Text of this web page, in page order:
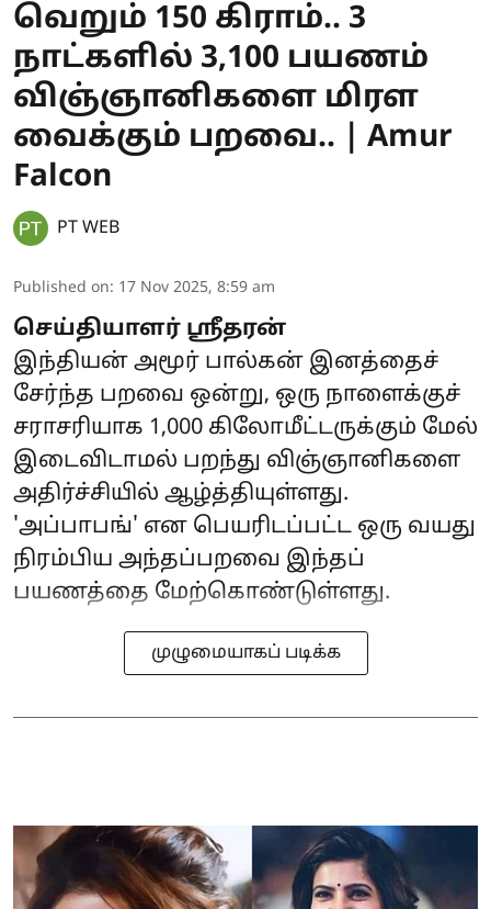
வெறும் 150 கிராம்.. 3
நாட்களில் 3,100 பயணம்
விஞ்ஞானிகளை மிரள
வைக்கும் பறவை.. | Amur
Falcon
PT WEB
Published on: 17 Nov 2025, 8:59 am
செய்தியாளர் ஶ்ரீதரன்
இந்தியன் அமூர் பால்கன் இனத்தைச்
சேர்ந்த பறவை ஒன்று, ஒரு நாளைக்குச்
சராசரியாக 1,000 கிலோமீட்டருக்கும் மேல்
இடைவிடாமல் பறந்து விஞ்ஞானிகளை
அதிர்ச்சியில் ஆழ்த்தியுள்ளது.
'அப்பாபங்' என பெயரிடப்பட்ட ஒரு வயது
நிரம்பிய அந்தப்பறவை இந்தப்
பயணத்தை மேற்கொண்டுள்ளது.
முழுமையாகப் படிக்க